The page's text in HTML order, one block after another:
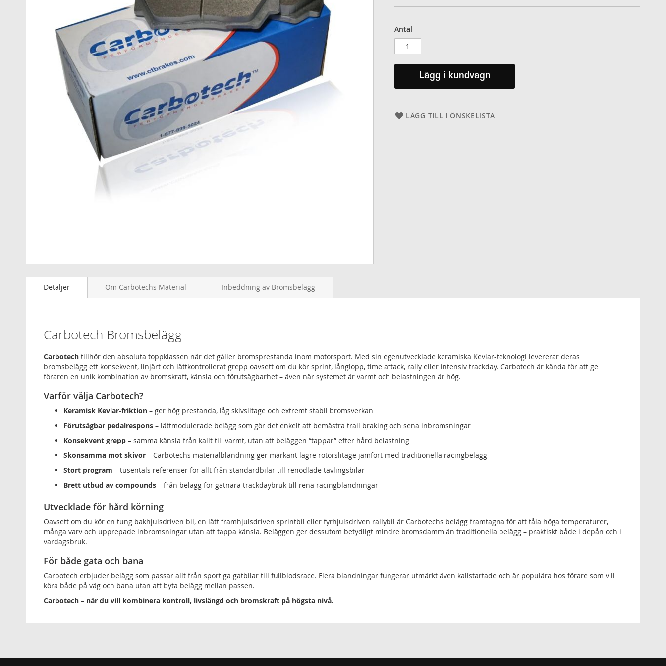
Antal
Lägg i kundvagn
LÄGG TILL I ÖNSKELISTA
till
börjanDetaljer
Carbotech Bromsbelägg
Carbotech tillhör den absoluta toppklassen när det gäller bromsprestanda inom motorsport. Med sin egenutvecklade keramiska Kevlar-teknologi levererar deras
bromsbelägg ett konsekvent, linjärt och lättkontrollerat grepp oavsett om du kör sprint, långlopp, time attack, rally eller intensiv trackday. Carbotech är kända för att ge
föraren en unik kombination av bromskraft, känsla och förutsägbarhet – även när systemet är varmt och belastningen är hög.
Varför välja Carbotech?
Keramisk Kevlar-friktion – ger hög prestanda, låg skivslitage och extremt stabil bromsverkan
Förutsägbar pedalrespons – lättmodulerade belägg som gör det enkelt att bemästra trail braking och sena inbromsningar
Konsekvent grepp – samma känsla från kallt till varmt, utan att beläggen “tappar” efter hård belastning
Skonsamma mot skivor – Carbotechs materialblandning ger markant lägre rotorslitage jämfört med traditionella racingbelägg
Stort program – tusentals referenser för allt från standardbilar till renodlade tävlingsbilar
Brett utbud av compounds – från belägg för gatnära trackdaybruk till rena racingblandningar
Utvecklade för hård körning
Oavsett om du kör en tung bakhjulsdriven bil, en lätt framhjulsdriven sprintbil eller fyrhjulsdriven rallybil är Carbotechs belägg framtagna för att tåla höga temperaturer,
många varv och upprepade inbromsningar utan att tappa känsla. Beläggen ger dessutom betydligt mindre bromsdamm än traditionella belägg – praktiskt både i depån och i
vardagsbruk.
För både gata och bana
Carbotech erbjuder belägg som passar allt från sportiga gatbilar till fullblodsrace. Flera blandningar fungerar utmärkt även kallstartade och är populära hos förare som vill
köra både på väg och bana utan att byta belägg mellan passen.
Carbotech – när du vill kombinera kontroll, livslängd och bromskraft på högsta nivå.
Om Carbotechs Material Inbeddning av Bromsbelägg